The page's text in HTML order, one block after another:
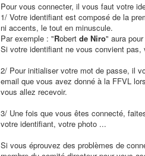
Pour vous connecter, il vous faut votre
1/ Votre identifiant est composé de la
ni accents, le tout en minuscule.
Par exemple : "Robertde Niro" aura
Si votre identifiant ne vous convient
2/ Pour initialiser votre mot de passe, il
email que vous avez donné à la FFVL
vous allez recevoir.
3/ Une fois que vous êtes connecté,
votre identifiant, votre photo ...
Si vous éprouvez des problèmes de